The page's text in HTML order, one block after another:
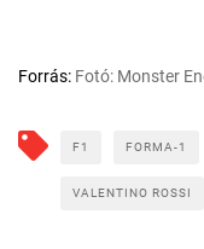
Forrás: Fotó: Monster
F1 FORMA-1
VALENTINO ROSSI